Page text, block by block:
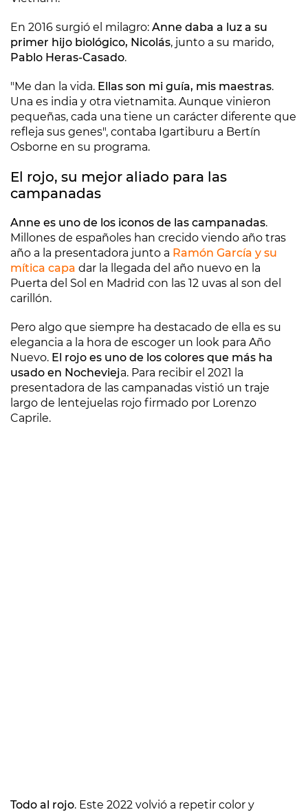
En 2016 surgió el milagro: Anne daba a luz a su
primer hijo biológico, Nicolás, junto a su marido,
Pablo Heras-Casado.
"Me dan la vida. Ellas son mi guía, mis maestras.
Una es india y otra vietnamita. Aunque vinieron
pequeñas, cada una tiene un carácter diferente que
refleja sus genes", contaba Igartiburu a Bertín
Osborne en su programa.
El rojo, su mejor aliado para las
campanadas
Anne es uno de los iconos de las campanadas.
Millones de españoles han crecido viendo año tras
año a la presentadora junto a Ramón García y su
mítica capa dar la llegada del año nuevo en la
Puerta del Sol en Madrid con las 12 uvas al son del
carillón.
Pero algo que siempre ha destacado de ella es su
elegancia a la hora de escoger un look para Año
Nuevo. El rojo es uno de los colores que más ha
usado en Nochevieja. Para recibir el 2021 la
presentadora de las campanadas vistió un traje
largo de lentejuelas rojo firmado por Lorenzo
Caprile.
Todo al rojo. Este 2022 volvió a repetir color y